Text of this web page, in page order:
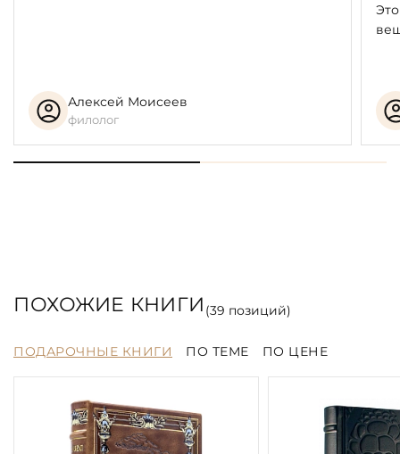
Алексей Моисеев
филолог
ПОХОЖИЕ КНИГИ (39 позиций)
ПОДАРОЧНЫЕ КНИГИ ПО ТЕМЕ ПО ЦЕНЕ